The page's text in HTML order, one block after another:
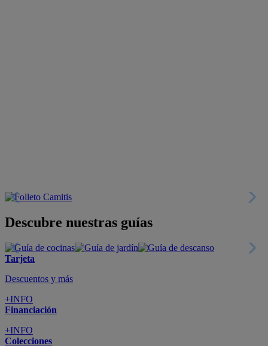
Descubre nuestras guías
Tarjeta
Descuentos y más
+INFO
Financiación
+INFO
Colecciones